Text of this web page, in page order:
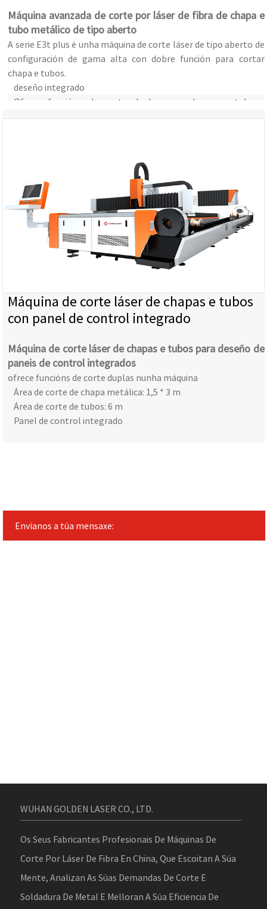
Máquina avanzada de corte por láser de fibra de chapa e
tubo metálico de tipo aberto
A serie E3t plus é unha máquina de corte láser de tipo aberto de
configuración de gama alta con dobre función para cortar
chapa e tubos.
deseño integrado
Ofrece funcións de corte duplo para chapas e tubos
metálicos.
Máquina de corte láser de chapas e tubos
con panel de control integrado
Máquina de corte láser de chapas e tubos para deseño de
paneis de control integrados
ofrece funcións de corte duplas nunha máquina
Área de corte de chapa metálica: 1,5 * 3 m
Área de corte de tubos: 6 m
Panel de control integrado
Envíanos a túa mensaxe:
WUHAN GOLDEN LASER CO., LTD.
Os Seus Fabricantes Profesionais De Máquinas De
Corte Por Láser De Fibra En China, Que Escoitan A Súa
Mente, Analizan As Súas Demandas De Corte E
Soldadura De Metal E Melloran A Súa Eficiencia De